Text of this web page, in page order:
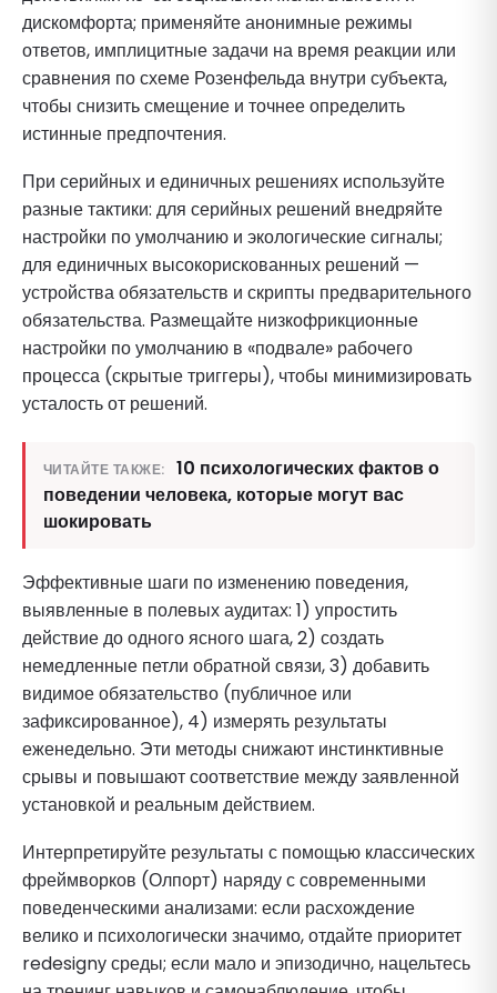
дискомфорта; применяйте анонимные режимы
ответов, имплицитные задачи на время реакции или
сравнения по схеме Розенфельда внутри субъекта,
чтобы снизить смещение и точнее определить
истинные предпочтения.
При серийных и единичных решениях используйте
разные тактики: для серийных решений внедряйте
настройки по умолчанию и экологические сигналы;
для единичных высокорискованных решений —
устройства обязательств и скрипты предварительного
обязательства. Размещайте низкофрикционные
настройки по умолчанию в «подвале» рабочего
процесса (скрытые триггеры), чтобы минимизировать
усталость от решений.
ЧИТАЙТЕ ТАКЖЕ:
10 психологических фактов о
поведении человека, которые могут вас
шокировать
Эффективные шаги по изменению поведения,
выявленные в полевых аудитах: 1) упростить
действие до одного ясного шага, 2) создать
немедленные петли обратной связи, 3) добавить
видимое обязательство (публичное или
зафиксированное), 4) измерять результаты
еженедельно. Эти методы снижают инстинктивные
срывы и повышают соответствие между заявленной
установкой и реальным действием.
Интерпретируйте результаты с помощью классических
фреймворков (Олпорт) наряду с современными
поведенческими анализами: если расхождение
велико и психологически значимо, отдайте приоритет
redesignу среды; если мало и эпизодично, нацельтесь